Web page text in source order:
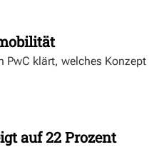
PwC klärt, welches Konzept
auf 22 Prozent